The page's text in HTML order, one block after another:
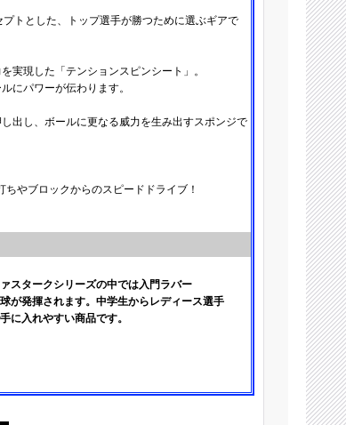
トとした、トップ選手が勝つために選ぶギアで
実現した「テンションスピンシート」。
にパワーが伝わります。
出し、ボールに更なる威力を生み出すスポンジで
やブロックからのスピードドライブ！
スタークシリーズの中では入門ラバー
が発揮されます。中学生からレディース選手
に入れやすい商品です。